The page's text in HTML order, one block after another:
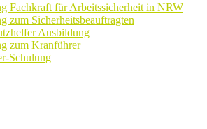
Fachkraft für Arbeitssicherheit in NRW
zum Sicherheitsbeauftragten
Ausbildung
zum Kranführer
Schulung